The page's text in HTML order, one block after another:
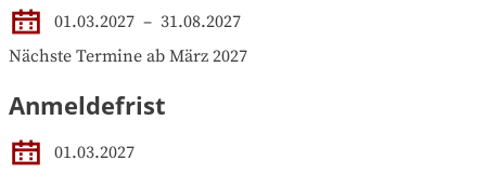
01.03.2027 – 31.08.2027
Nächste Termine ab März 2027
Anmeldefrist
01.03.2027